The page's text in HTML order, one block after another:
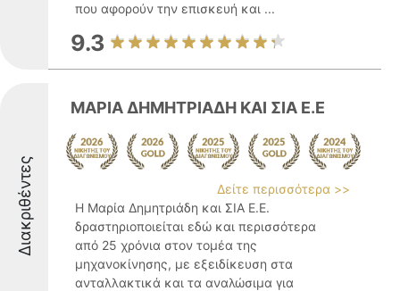
που αφορούν την επισκευή και ...
9.3
Διακριθέντες
ΜΑΡΙΑ ΔΗΜΗΤΡΙΑΔΗ ΚΑΙ ΣΙΑ Ε.Ε
Δείτε περισσότερα >>
Η Μαρία Δημητριάδη και ΣΙΑ Ε.Ε.
δραστηριοποιείται εδώ και περισσότερα
από 25 χρόνια στον τομέα της
μηχανοκίνησης, με εξειδίκευση στα
ανταλλακτικά και τα αναλώσιμα για